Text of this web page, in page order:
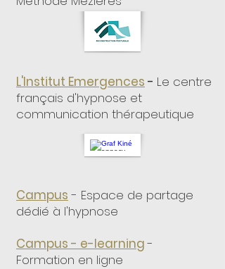
L'Institut Emergences - Le centre
français d'hypnose et
communication thérapeutique
Campus - Espace de partage
dédié à l'hypnose
Campus - e-learning -
Formation en ligne